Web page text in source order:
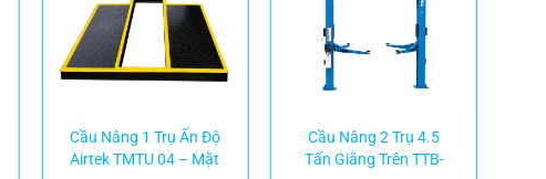
Cầu Nâng 1 Trụ Ấn Độ
Airtek TMTU 04 – Mặt
Cầu Nâng 2 Trụ 4.5
Tấn Giằng Trên TTB-